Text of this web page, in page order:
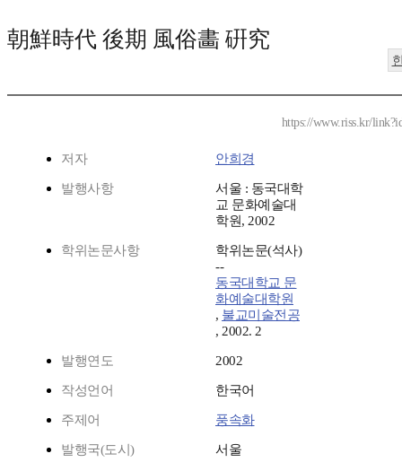
朝鮮時代 後期 風俗畵 硏究
https://www.riss.kr/
저자 안희경
발행사항
서울 : 동국대학
교 문화예술대
학원, 2002
학위논문사항
학위논문(석사)
--
동국대학교 문
화예술대학원
, 불교미술전공
, 2002. 2
발행연도 2002
작성언어 한국어
주제어 풍속화
발행국(도시) 서울